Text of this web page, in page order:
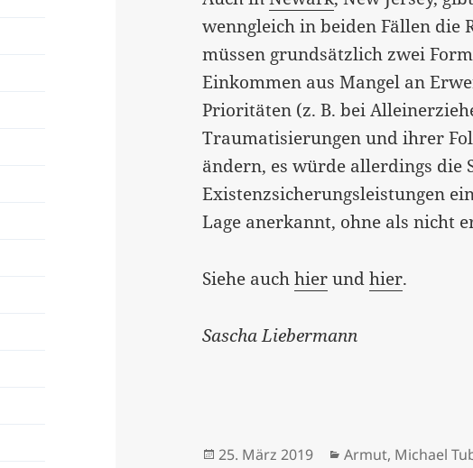
wenngleich in beiden Fällen die
müssen grundsätzlich zwei
Einkommen aus Mangel an
Prioritäten (z. B. bei
Traumatisierungen und ihrer
ändern, es würde allerdings die
Existenzsicherungsleistungen
Lage anerkannt, ohne als nicht
Siehe auchhierundhier.
Sascha Liebermann
Veröffentlicht
25. März 2019 Kategorien
Armut, Michael